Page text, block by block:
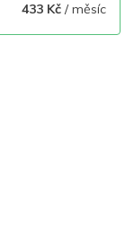
433 Kč / měsíc